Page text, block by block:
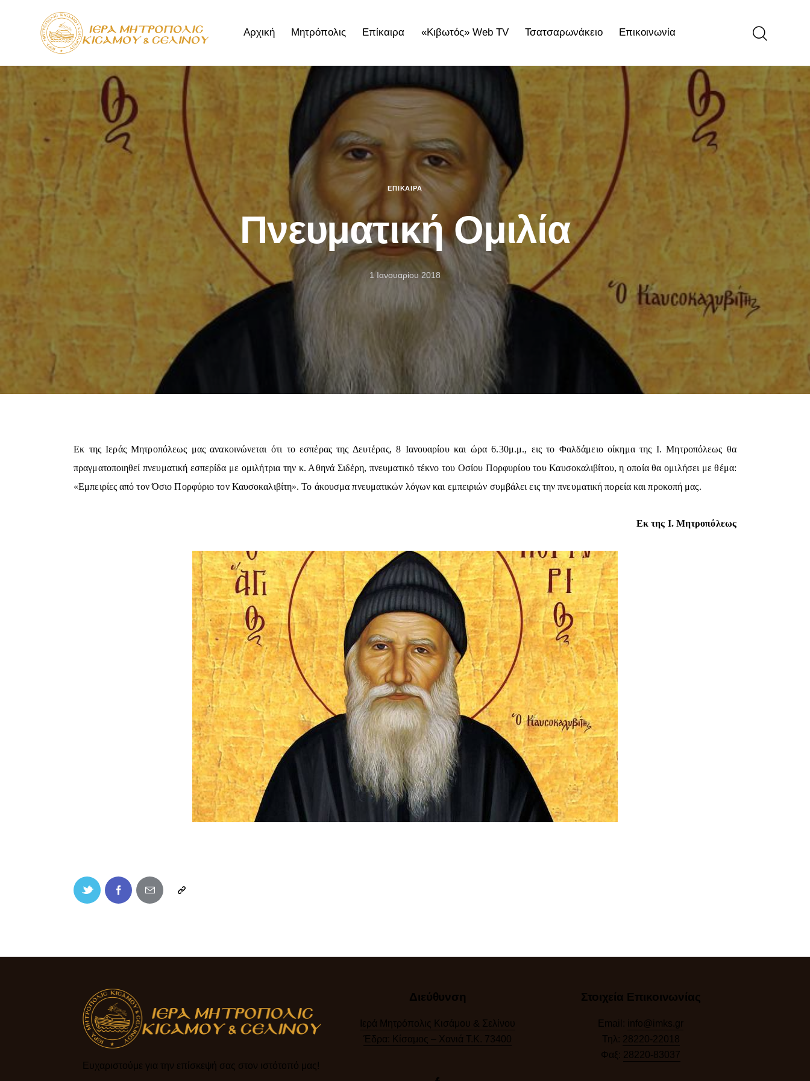
Αρχική Μητρόπολις Επίκαιρα «Κιβωτός» Web TV Τσατσαρωνάκειο Επικοινωνία
Αρχική Επίκαιρα «Κιβωτός» Web TV Τσατσαρωνάκειο
ΕΠΊΚΑΙΡΑ
Πνευματική Ομιλία
1 Ιανουαρίου 2018
Εκ της Ιεράς Μητροπόλεως μας ανακοινώνεται ότι το εσπέρας της Δευτέρας, 8 Ιανουαρίου και ώρα 6.30μ.μ., εις το Φαλδάμειο οίκημα της Ι. Μητροπόλεως θα
πραγματοποιηθεί πνευματική εσπερίδα με ομιλήτρια την κ. Αθηνά Σιδέρη, πνευματικό τέκνο του Οσίου Πορφυρίου του Καυσοκαλιβίτου, η οποία θα ομιλήσει με θέμα:
«Εμπειρίες από τον Όσιο Πορφύριο τον Καυσοκαλιβίτη». Το άκουσμα πνευματικών λόγων και εμπειριών συμβάλει εις την πνευματική πορεία και προκοπή μας.
Εκ της Ι. Μητροπόλεως
Ευχαριστούμε για την επίσκεψή σας στον ιστότοπό μας!​
Διεύθυνση
Ιερά Μητρόπολις Κισάμου & Σελίνου
Έδρα: Κίσαμος – Χανιά Τ.Κ. 73400
Στοιχεία Επικοινωνίας
Email: info@imks.gr
Τηλ: 28220-22018
Φαξ: 28220-83037